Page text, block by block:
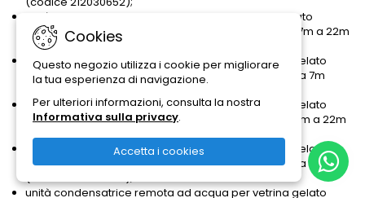
unità condensatrice remota ad aria per vetrina gelato
refrigerata ventilata lineare da 200cm: distanza da 7m a 22m
(codice 212030653);
unità condensatrice remota ad acqua per vetrina gelato
refrigerata ventilata lineare da 100cm: distanza fino a 7m
(codice 212030904);
unità condensatrice remota ad acqua per vetrina gelato
refrigerata ventilata lineare da 100cm: distanza da 7m a 22m
(codice 212030764);
unità condensatrice remota ad acqua per vetrina gelato
refrigerata ventilata lineare da 150cm: distanza fino a 7m
(codice 212030764);
unità condensatrice remota ad acqua per vetrina gelato
Cookies
Questo negozio utilizza i cookie per migliorare
la tua esperienza di navigazione.
Per ulteriori informazioni, consulta la nostra
Informativa sulla privacy.
Accetta i cookies